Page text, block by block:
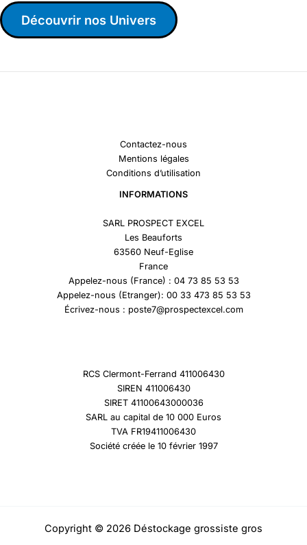
Découvrir nos Univers
Contactez-nous
Mentions légales
Conditions d’utilisation
INFORMATIONS
SARL PROSPECT EXCEL
Les Beauforts
63560 Neuf-Eglise
France
Appelez-nous (France) : 04 73 85 53 53
Appelez-nous (Etranger): 00 33 473 85 53 53
Écrivez-nous : poste7@prospectexcel.com
RCS Clermont-Ferrand 411006430
SIREN 411006430
SIRET 41100643000036
SARL au capital de 10 000 Euros
TVA FR19411006430
Société créée le 10 février 1997
Copyright © 2026 Déstockage grossiste gros